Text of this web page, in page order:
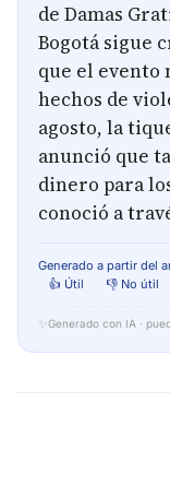
de Damas
Bogotá sigue
que el evento
hechos de
agosto, la
anunció que
dinero para
conoció a
Generado a partir del
👍 Útil
👎 No útil
✨ Generado con IA ·